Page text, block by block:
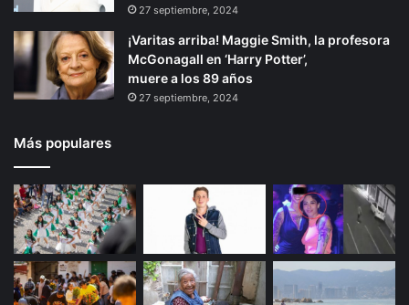
27 septiembre, 2024
¡Varitas arriba! Maggie Smith, la profesora
McGonagall en ‘Harry Potter’,
muere a los 89 años
27 septiembre, 2024
Más populares